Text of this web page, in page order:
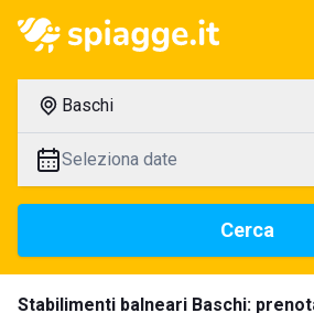
Baschi
Seleziona date
Cerca
Stabilimenti balneari Baschi: